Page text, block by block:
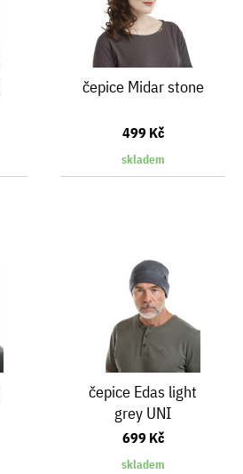
čepice Midar stone
499 Kč
skladem
čepice Edas light
grey UNI
699 Kč
skladem